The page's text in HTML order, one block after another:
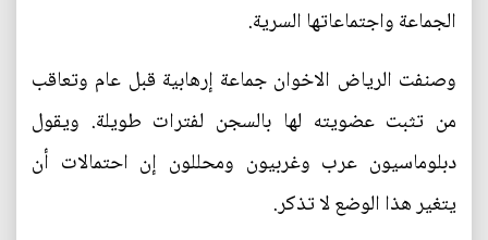
الجماعة واجتماعاتها السرية.
وصنفت الرياض الاخوان جماعة إرهابية قبل عام وتعاقب
من تثبت عضويته لها بالسجن لفترات طويلة. ويقول
دبلوماسيون عرب وغربيون ومحللون إن احتمالات أن
يتغير هذا الوضع لا تذكر.